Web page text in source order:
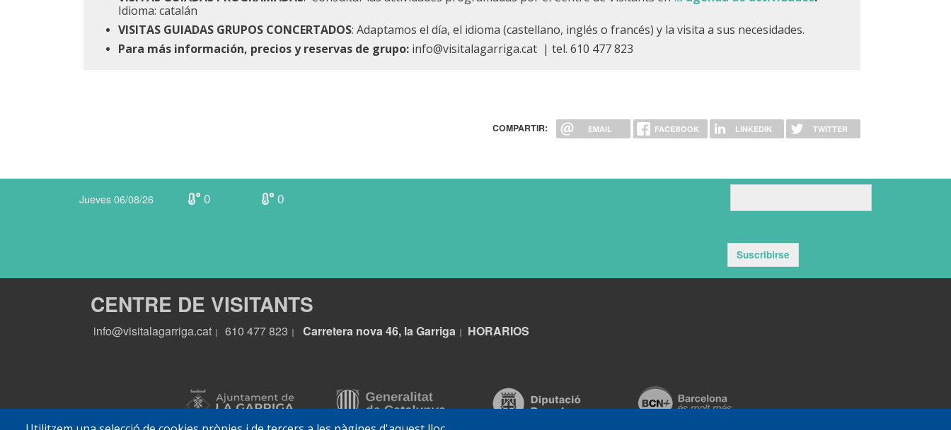
Idioma: catalán
VISITAS GUIADAS GRUPOS CONCERTADOS: Adaptamos el día, el idioma (castellano, inglés o francés) y la visita a sus necesidades.
Para más información, precios y reservas de grupo: info@visitalagarriga.cat | tel. 610 477 823
COMPARTIR: EMAIL FACEBOOK LINKEDIN TWITTER
Jueves 06/08/26 0 0
Suscribirse
CENTRE DE VISITANTS
info@visitalagarriga.cat 610 477 823 Carretera nova 46, la Garriga HORARIOS